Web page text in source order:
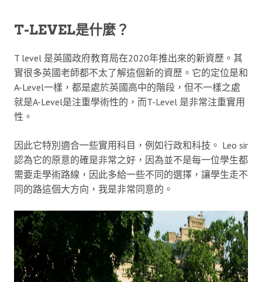
T-LEVEL是什麼？
T level 是英國政府教育局在2020年推出來的新資歷。其
實很多英國老師都不太了解這個新的資歷。它的定位是和
A-Level一樣，都是處於英國高中的階段，但不一樣之處
就是A-Level是注重學術性的，而T-Level 是非常注重實用
性。
因此它特別適合一些實用科目，例如行政和科技。 Leo sir
認為它的原意的確是非常之好，因為並不是每一位學生都
需要走學術路線，因此多給一些不同的選擇，讓學生走不
同的路這個大方向，我是非常同意的。